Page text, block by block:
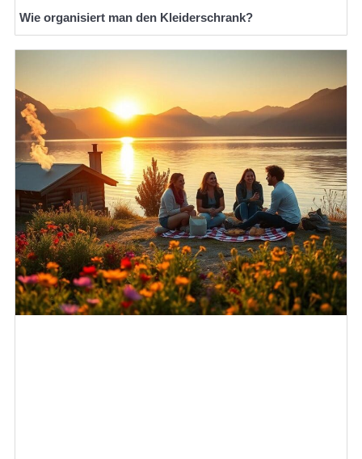
Wie organisiert man den Kleiderschrank?